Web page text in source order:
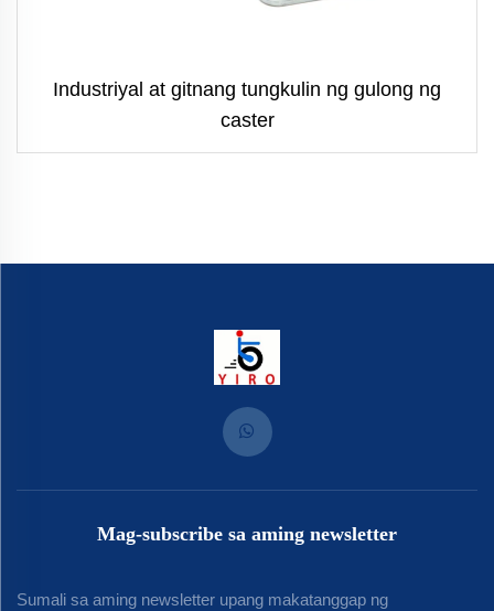
Industriyal at gitnang tungkulin ng gulong ng
caster
Mag-subscribe sa aming newsletter
Sumali sa aming newsletter upang makatanggap ng